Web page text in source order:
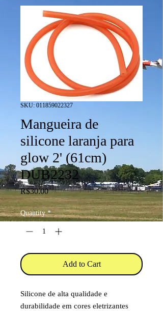
SKU: 011859022327
Mangueira de
silicone laranja para
glow 2' (61cm)
DUB2232
R$30.00Price
Quantity *
Add to Cart
Silicone de alta qualidade e
durabilidade em cores eletrizantes